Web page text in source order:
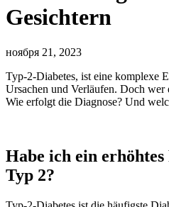
Gesichtern
ноября 21, 2023
Typ-2-Diabetes, ist eine komplexe
Ursachen und Verläufen. Doch wer
Wie erfolgt die Diagnose? Und
Habe ich ein
Typ 2?